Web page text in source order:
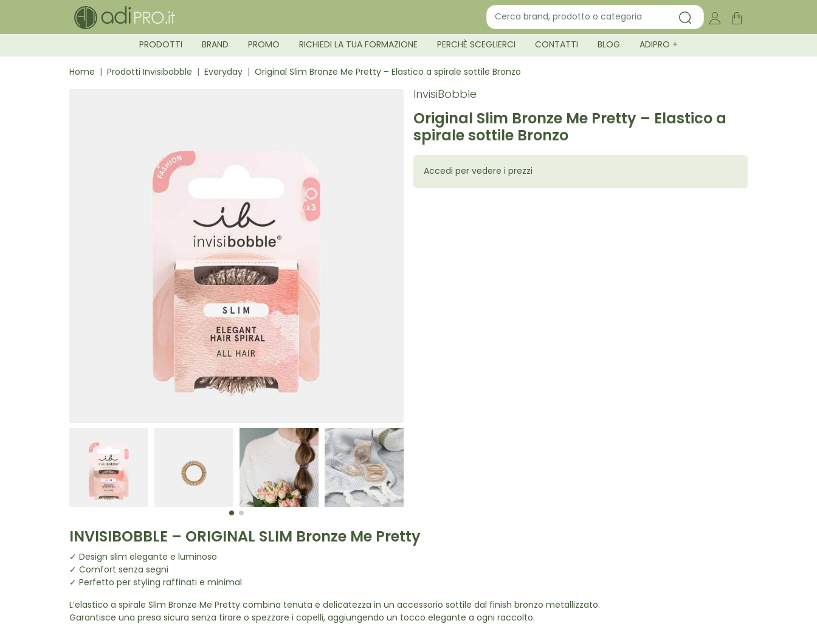
PRODOTTI BRAND PROMO RICHIEDI LA TUA FORMAZIONE PERCHÈ SCEGLIERCI CONTATTI BLOG ADIPRO +
Home Prodotti Invisibobble Everyday Original Slim Bronze Me Pretty – Elastico a spirale sottile Bronzo
InvisiBobble
Original Slim Bronze Me Pretty – Elastico a
spirale sottile Bronzo
Accedi per vedere i prezzi
INVISIBOBBLE – ORIGINAL SLIM Bronze Me Pretty
✓ Design slim elegante e luminoso
✓ Comfort senza segni
✓ Perfetto per styling raffinati e minimal
L’elastico a spirale Slim Bronze Me Pretty combina tenuta e delicatezza in un accessorio sottile dal finish bronzo metallizzato.
Garantisce una presa sicura senza tirare o spezzare i capelli, aggiungendo un tocco elegante a ogni raccolto.